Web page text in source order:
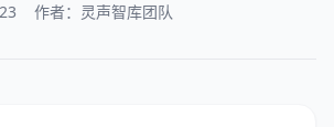
作者：灵声智库团队